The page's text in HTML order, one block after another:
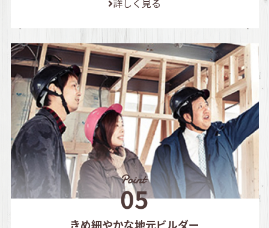
きめ細やかな地元ビルダー